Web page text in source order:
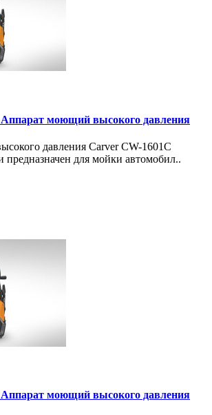
моющий высокого давления
давления Carver CW-1601C
предназначен для мойки автомобил..
моющий высокого давления